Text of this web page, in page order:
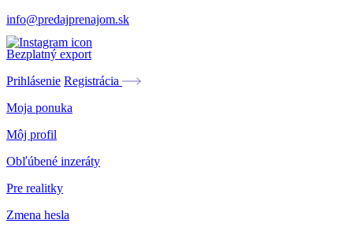
info@predajprenajom.sk
Bezplatný export
Prihlásenie Registrácia
Moja ponuka
Môj profil
Obľúbené inzeráty
Pre realitky
Zmena hesla